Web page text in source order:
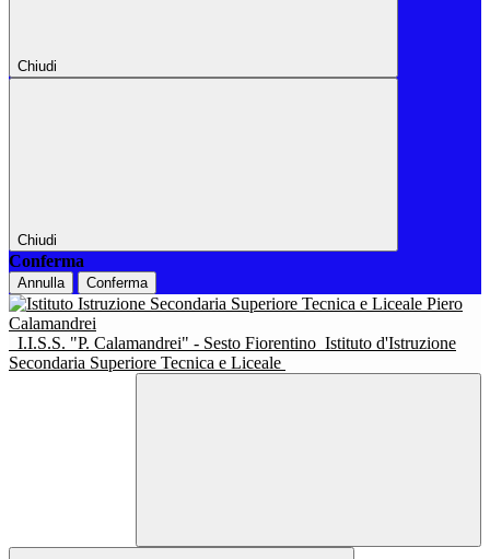
Chiudi
Chiudi
Conferma
Annulla Conferma
I.I.S.S. "P. Calamandrei" - Sesto Fiorentino Istituto d'Istruzione
Secondaria Superiore Tecnica e Liceale